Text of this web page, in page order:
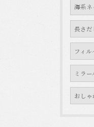
海系ネ
長さだ
フィル
ミラ
おしゃ